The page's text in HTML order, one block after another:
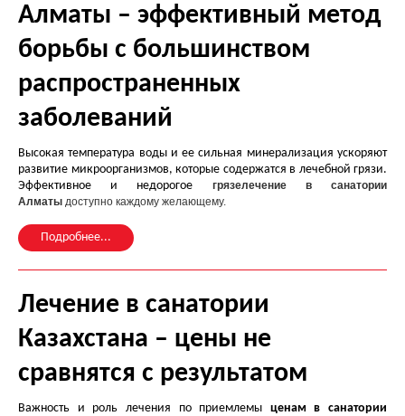
Алматы – эффективный метод
борьбы с большинством
распространенных
заболеваний
Высокая температура воды и ее сильная минерализация ускоряют
развитие микроорганизмов, которые содержатся в лечебной грязи.
Эффективное и недорогое грязелечение в санатории
Алматы доступно каждому желающему.
Подробнее...
Лечение в санатории
Казахстана – цены не
сравнятся с результатом
Важность и роль лечения по приемлемы ценам в санатории